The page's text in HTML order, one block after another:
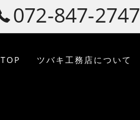
072-847-2747
TOP ツバキ工務店について